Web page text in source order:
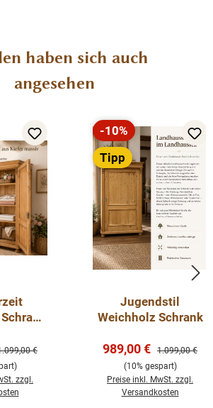
überspringen
haben sich auch
angesehen
Preis:
€
zzgl.
Rabatt
-10%
Tipp
Jugendstil
Weichholz Schrank
Verkaufspreis:
989,00 € Regulärer
1.099,00 €
(10% gespart)
Preise inkl. MwSt. zzgl.
Versandkosten